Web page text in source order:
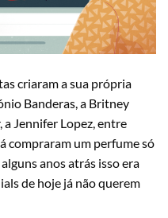
criaram a sua própria
Banderas, a Britney
a Jennifer Lopez, entre
compraram um perfume só
anos atrás isso era
de hoje já não querem